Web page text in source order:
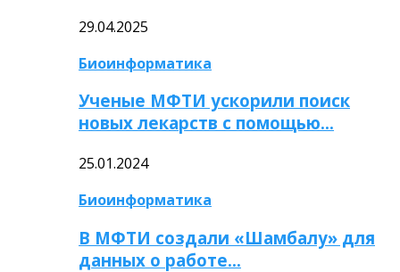
29.04.2025
Биоинформатика
Ученые МФТИ ускорили поиск
новых лекарств с помощью…
25.01.2024
Биоинформатика
В МФТИ создали «Шамбалу» для
данных о работе…